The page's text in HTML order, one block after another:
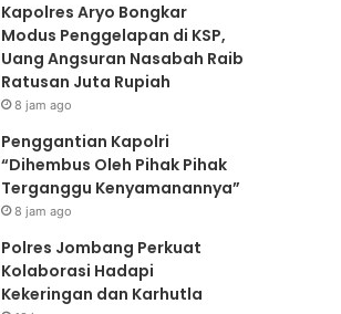
Kapolres Aryo Bongkar
Modus Penggelapan di KSP,
Uang Angsuran Nasabah Raib
Ratusan Juta Rupiah
8 jam ago
Penggantian Kapolri
“Dihembus Oleh Pihak Pihak
Terganggu Kenyamanannya”
8 jam ago
Polres Jombang Perkuat
Kolaborasi Hadapi
Kekeringan dan Karhutla